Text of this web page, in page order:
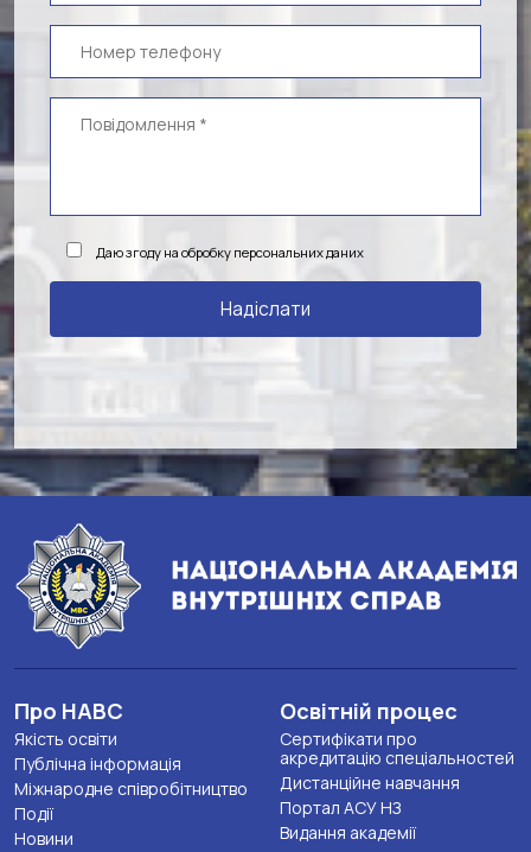
Даю згоду на обробку персональних даних
Про НАВС
Якість освіти
Публічна інформація
Міжнародне співробітництво
Події
Новини
Освітній процес
Сертифікати про
акредитацію спеціальностей
Дистанційне навчання
Портал АСУ НЗ
Видання академії